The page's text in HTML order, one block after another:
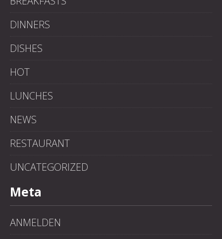
DINNERS
DISHES
HOT
LUNCHES
NEWS
RESTAURANT
UNCATEGORIZED
Meta
ANMELDEN